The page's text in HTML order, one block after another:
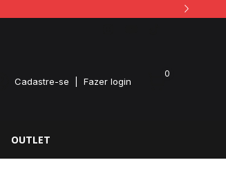
Cadastre-se Fazer login
0
OUTLET